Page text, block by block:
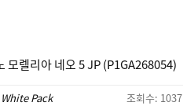
모렐리아 네오 5 JP (P1GA268054)
Pack 조회수: 1037